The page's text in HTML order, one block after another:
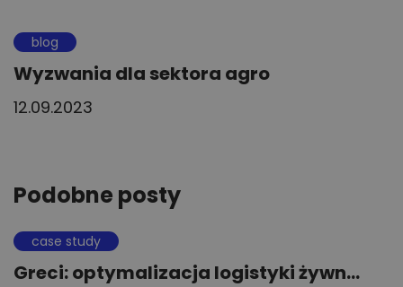
blog
Wyzwania dla sektora agro
12.09.2023
Podobne posty
case study
Greci: optymalizacja logistyki żywn...